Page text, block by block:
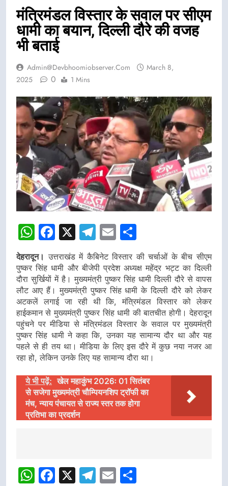
मंत्रिमंडल विस्तार के सवाल पर सीएम
धामी का बयान, दिल्ली दौरे की वजह
भी बताई
Admin@devbhoomiobserver.com
March 8,
2025
0 1 Mins
WhatsApp
Facebook
X Telegram
Email
देहरादून। उत्तराखंड में कैबिनेट विस्तार की चर्चाओं के बीच सीएम
पुष्कर सिंह धामी और बीजेपी प्रदेश अध्यक्ष महेंद्र भट्ट का दिल्ली
दौरा सुर्खियों में है। मुख्यमंत्री पुष्कर सिंह धामी दिल्ली दौरे से वापस
लौट आए हैं। मुख्यमंत्री पुष्कर सिंह धामी के दिल्ली दौरे को लेकर
अटकलें लगाई जा रही थी कि, मंत्रिमंडल विस्तार को लेकर
हाईकमान से मुख्यमंत्री पुष्कर सिंह धामी की बातचीत होगी। देहरादून
पहुंचने पर मीडिया से मंत्रिमंडल विस्तार के सवाल पर मुख्यमंत्री
पुष्कर सिंह धामी ने कहा कि, उनका यह सामान्य दौर था और यह
पहले से ही तय था। मीडिया के लिए इस दौरे में कुछ नया नजर आ
रहा हो, लेकिन उनके लिए यह सामान्य दौरा था।
ये भी पढ़ें: खेल महाकुंभ 2026ः 01 सितंबर
से सजेगा मुख्यमंत्री चौम्पियनशिप ट्रॉफी का
मंच, न्याय पंचायत से राज्य स्तर तक होगा
प्रतिभा का प्रदर्शन
Navigation
WhatsApp
Facebook
X Telegram
Email